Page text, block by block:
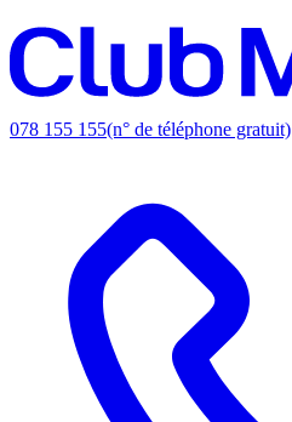
078 155 155(n° de téléphone gratuit)